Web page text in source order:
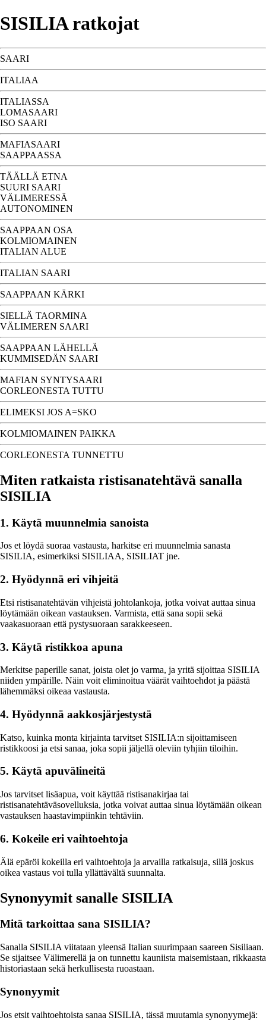
SISILIA ratkojat
SAARI
ITALIAA
ITALIASSA
LOMASAARI
ISO SAARI
MAFIASAARI
SAAPPAASSA
TÄÄLLÄ ETNA
SUURI SAARI
VÄLIMERESSÄ
AUTONOMINEN
SAAPPAAN OSA
KOLMIOMAINEN
ITALIAN ALUE
ITALIAN SAARI
SAAPPAAN KÄRKI
SIELLÄ TAORMINA
VÄLIMEREN SAARI
SAAPPAAN LÄHELLÄ
KUMMISEDÄN SAARI
MAFIAN SYNTYSAARI
CORLEONESTA TUTTU
ELIMEKSI JOS A=SKO
KOLMIOMAINEN PAIKKA
CORLEONESTA TUNNETTU
Miten ratkaista ristisanatehtävä sanalla
SISILIA
1. Käytä muunnelmia sanoista
Jos et löydä suoraa vastausta, harkitse eri muunnelmia sanasta
SISILIA, esimerkiksi SISILIAA, SISILIAT jne.
2. Hyödynnä eri vihjeitä
Etsi ristisanatehtävän vihjeistä johtolankoja, jotka voivat auttaa sinua
löytämään oikean vastauksen. Varmista, että sana sopii sekä
vaakasuoraan että pystysuoraan sarakkeeseen.
3. Käytä ristikkoa apuna
Merkitse paperille sanat, joista olet jo varma, ja yritä sijoittaa SISILIA
niiden ympärille. Näin voit eliminoitua väärät vaihtoehdot ja päästä
lähemmäksi oikeaa vastausta.
4. Hyödynnä aakkosjärjestystä
Katso, kuinka monta kirjainta tarvitset SISILIA:n sijoittamiseen
ristikkoosi ja etsi sanaa, joka sopii jäljellä oleviin tyhjiin tiloihin.
5. Käytä apuvälineitä
Jos tarvitset lisäapua, voit käyttää ristisanakirjaa tai
ristisanatehtäväsovelluksia, jotka voivat auttaa sinua löytämään oikean
vastauksen haastavimpiinkin tehtäviin.
6. Kokeile eri vaihtoehtoja
Älä epäröi kokeilla eri vaihtoehtoja ja arvailla ratkaisuja, sillä joskus
oikea vastaus voi tulla yllättävältä suunnalta.
Synonyymit sanalle SISILIA
Mitä tarkoittaa sana SISILIA?
Sanalla SISILIA viitataan yleensä Italian suurimpaan saareen Sisiliaan.
Se sijaitsee Välimerellä ja on tunnettu kauniista maisemistaan, rikkaasta
historiastaan sekä herkullisesta ruoastaan.
Synonyymit
Jos etsit vaihtoehtoista sanaa SISILIA, tässä muutamia synonyymejä: